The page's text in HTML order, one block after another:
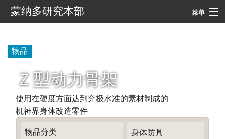
蒙纳多研究本部 菜单
物品
Ｚ型动力骨架
使用在硬度方面达到究极水准的素材制成的
机神界身体改造零件
物品分类
身体防具